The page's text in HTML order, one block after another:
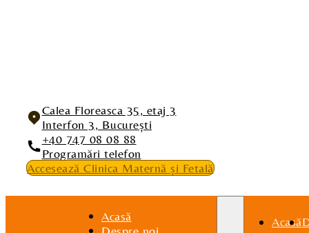
Calea Floreasca 35, etaj 3
Interfon 3, București
+40 747 08 08 88
Programări telefon
Accesează Clinica Maternă și Fetală
Acasă
Despre noi
Acasă